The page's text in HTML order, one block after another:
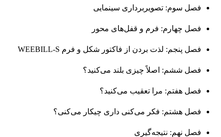
فصل سوم: تصویربرداری سینمایی
فصل چهارم: فرم و قفل‌های محور
فصل پنجم: لذت بردن از فاکتور شکل و فرم WEEBILL-S
فصل ششم: اصلاً چیزی بلند می‌کنید؟
فصل هفتم: مرا تعقیب می‌کنید؟
فصل هشتم: فکر می‌کنی داری چیکار می‌کنی؟
فصل نهم: نتیجه‌گیری